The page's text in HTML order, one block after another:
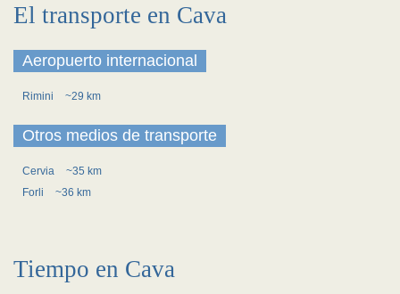
El transporte en Cava
Aeropuerto internacional
Rimini ~29 km
Otros medios de transporte
Cervia
~35 km
Forli
~36 km
Tiempo en Cava